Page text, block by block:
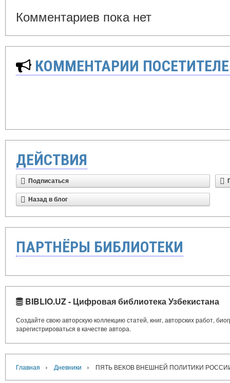
Комментариев пока нет
КОММЕНТАРИИ
ДЕЙСТВИЯ
Подписаться
Назад в блог
ПАРТНЁРЫ БИБЛИОТЕКИ
BIBLIO.UZ - Цифровая библиотека Узбекистана
Создайте свою авторскую коллекцию статей, книг, авторских работ,
зарегистрироваться в качестве автора.
Главная › Дневники › ПЯТЬ ВЕКОВ ВНЕШНЕЙ ПОЛИТИКИ